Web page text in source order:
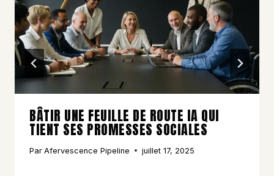
BÂTIR UNE FEUILLE DE ROUTE IA QUI
TIENT SES PROMESSES SOCIALES
Par Afervescence Pipeline juillet 17, 2025